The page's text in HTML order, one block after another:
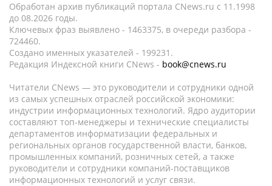
Обработан архив публикаций портала CNews.ru c 11.1998
до 08.2026 годы.
Ключевых фраз выявлено - 1463375, в очереди разбора -
724460.
Создано именных указателей - 199231.
Редакция Индексной книги CNews - book@cnews.ru
Читатели CNews — это руководители и сотрудники одной
из самых успешных отраслей российской экономики:
индустрии информационных технологий. Ядро аудитории
составляют топ-менеджеры и технические специалисты
департаментов информатизации федеральных и
региональных органов государственной власти, банков,
промышленных компаний, розничных сетей, а также
руководители и сотрудники компаний-поставщиков
информационных технологий и услуг связи.